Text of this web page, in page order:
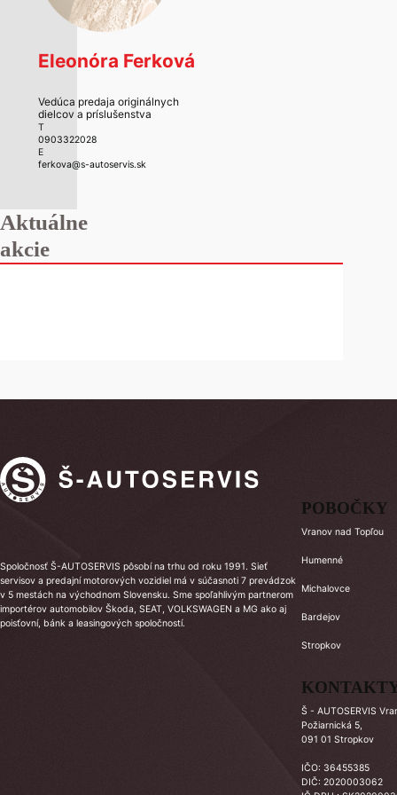
Eleonóra Ferková
Vedúca predaja originálnych
dielcov a príslušenstva
T
0903322028
E
ferkova@s-autoservis.sk
Aktuálne
akcie
Spoločnosť Š-AUTOSERVIS pôsobí na trhu od roku 1991. Sieť
servisov a predajní motorových vozidiel má v súčasnoti 7 prevádzok
v 5 mestách na východnom Slovensku. Sme spoľahlivým partnerom
importérov automobilov Škoda, SEAT, VOLKSWAGEN a MG ako aj
poisťovní, bánk a leasingových spoločností.
POBOČKY
Vranov nad Topľou
Humenné
Michalovce
Bardejov
Stropkov
Š - AUTOSERVIS
Požiarnická 5,
091 01 Stropkov
IČO: 36455385
DIČ: 2020003062